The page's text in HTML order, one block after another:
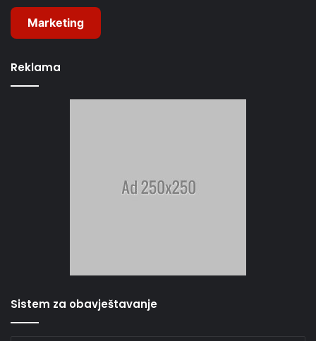
Marketing
Reklama
Sistem za obavještavanje